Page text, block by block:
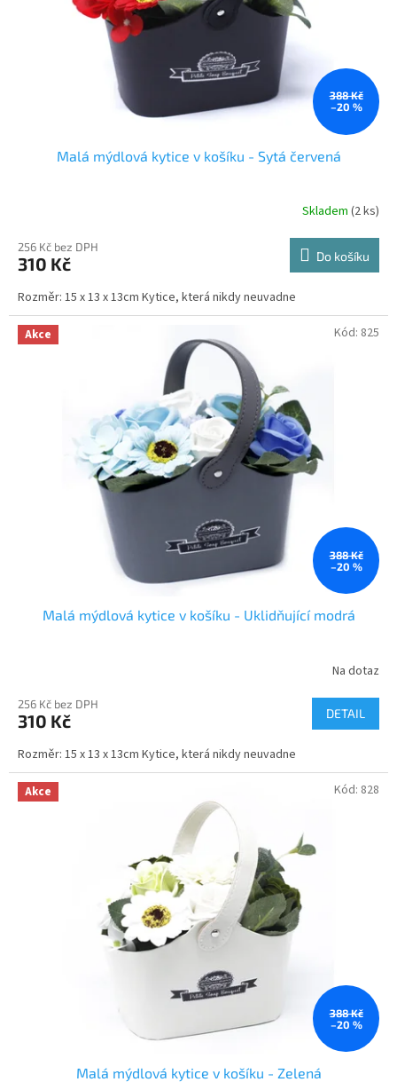
388 Kč
–20 %
Malá mýdlová kytice v košíku - Sytá červená
produktu
je
z
5
hvězdiček.
Skladem(2 ks)
256 Kč bez DPH
310 Kč Do košíku
Rozměr: 15 x 13 x 13cm Kytice, která nikdy neuvadne
Akce
388 Kč
–20 %
Malá mýdlová kytice v košíku - Uklidňující modrá
produktu
je
z
5
hvězdiček.
Na dotaz
256 Kč bez DPH
310 Kč DETAIL
Rozměr: 15 x 13 x 13cm Kytice, která nikdy neuvadne
Kód: 825
Akce
388 Kč
–20 %
Malá mýdlová kytice v košíku - Zelená
Kód: 828